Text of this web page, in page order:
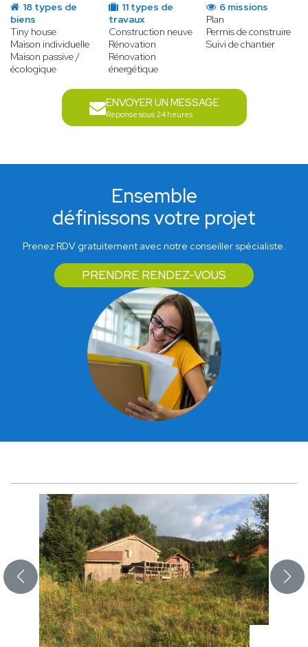
18 types de
biens
Tiny house
Maison individuelle
Maison passive /
écologique
11 types de
travaux
Construction neuve
Rénovation
Rénovation
énergétique
6 missions
Plan
Permis de construire
Suivi de chantier
ENVOYER UN MESSAGE
Réponse sous 24 heures
Ensemble
définissons votre projet
Prenez RDV gratuitement avec notre conseiller spécialiste.
PRENDRE RENDEZ-VOUS